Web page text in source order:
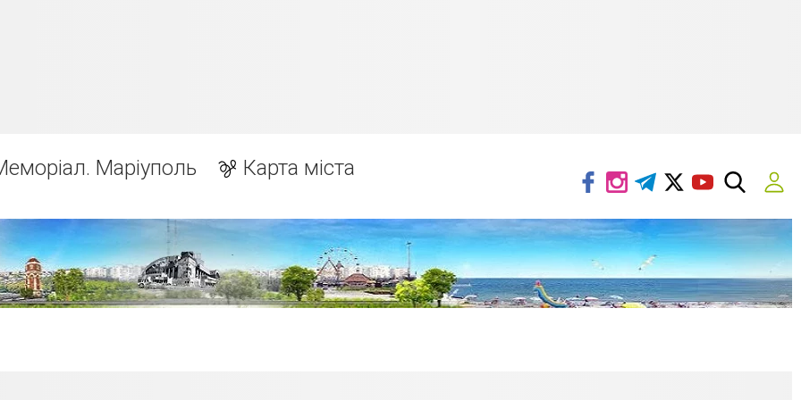
Маріуполь Карта міста